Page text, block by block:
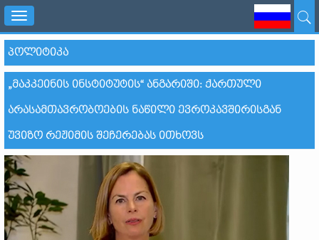
Toggle
navigation
ᲞᲝᲚᲘᲢᲘᲙᲐ
„ᲛᲐᲙᲙᲔᲘᲜᲘᲡ ᲘᲜᲡᲢᲘᲢᲣᲢᲘᲡ“ ᲐᲜᲒᲐᲠᲘᲨᲘ: ᲥᲐᲠᲗᲣᲚᲘ
ᲐᲠᲐᲡᲐᲛᲗᲐᲕᲠᲝᲑᲝᲔᲑᲘᲡ ᲜᲐᲬᲘᲚᲘ ᲔᲕᲠᲝᲙᲐᲕᲨᲘᲠᲘᲡᲒᲐᲜ
ᲣᲕᲘᲖᲝ ᲠᲔᲟᲘᲛᲘᲡ ᲨᲔᲩᲔᲠᲔᲑᲐᲡ ᲘᲗᲮᲝᲕᲡ